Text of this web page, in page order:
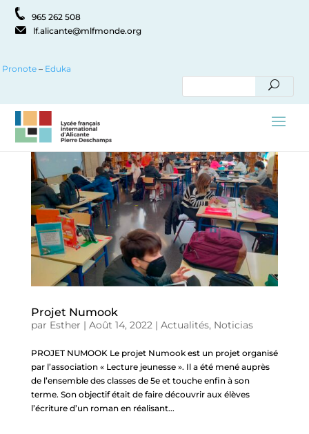
965 262 508
lf.alicante@mlfmonde.org
Pronote – Eduka
Projet Numook
par Esther | Août 14, 2022| Actualités, Noticias
PROJET NUMOOK Le projet Numook est un projet organisé
par l’association « Lecture jeunesse ». Il a été mené auprès
de l’ensemble des classes de 5e et touche enfin à son
terme. Son objectif était de faire découvrir aux élèves
l’écriture d’un roman en réalisant...